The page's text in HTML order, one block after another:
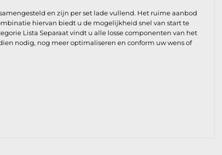
en zijn per set lade vullend. Het ruime aanbod
hiervan biedt u de mogelijkheid snel van start te
Lista Separaat vindt u alle losse componenten van het
nodig, nog meer optimaliseren en conform uw wens of